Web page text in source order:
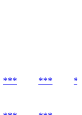
*** ***